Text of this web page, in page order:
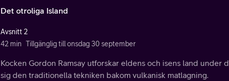
Det otroliga Island
Avsnitt 2
42 min Tillgänglig till onsdag 30 september
Kocken Gordon Ramsay utforskar eldens och isens land under
sig den traditionella tekniken bakom vulkanisk matlagning.